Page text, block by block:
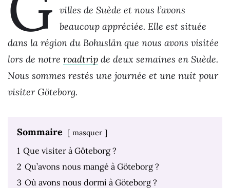
villes de Suède et nous l’avons
beaucoup appréciée. Elle est située
dans la région du Bohuslän que nous avons visitée
lors de notre roadtrip de deux semaines en Suède.
Nous sommes restés une journée et une nuit pour
visiter Göteborg.
Sommaire masquer
1 Que visiter à Göteborg ?
2 Qu’avons nous mangé à Göteborg ?
3 Où avons nous dormi à Göteborg ?